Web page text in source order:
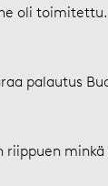
oli toimitettu.
palautus